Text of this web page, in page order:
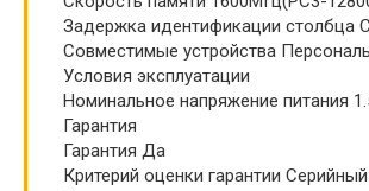
Задержка идентификации столбца
Совместимые устройства
Условия эксплуатации
Номинальное напряжение питания
Гарантия
Гарантия Да
Критерий оценки гарантии